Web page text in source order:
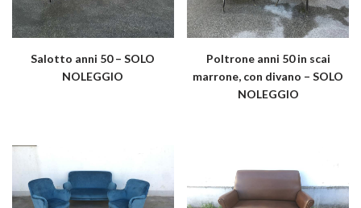
Salotto anni 50 – SOLO
NOLEGGIO
Poltrone anni 50 in scai
marrone, con divano – SOLO
NOLEGGIO